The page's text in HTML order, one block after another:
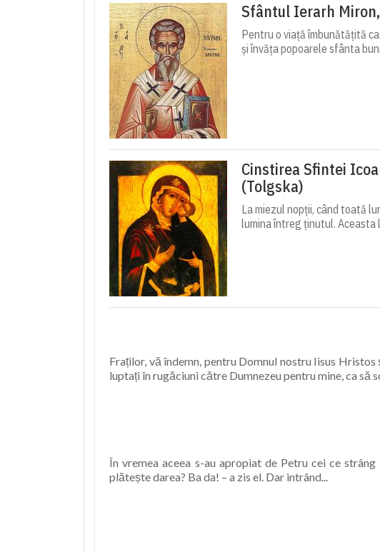
Sfântul Ierarh
Pentru o viață îmbunătățită
și învăța popoarele sfânta
Cinstirea Sfintei
(Tolgska)
La miezul nopții, când toată
lumina întreg ținutul. Aceasta
Fraților, vă îndemn, pentru Domnul nostru Iisus
luptați în rugăciuni către Dumnezeu pentru mine, ca să
În vremea aceea s-au apropiat de Petru cei ce strâng
plătește darea? Ba da! – a zis el. Dar intrând...